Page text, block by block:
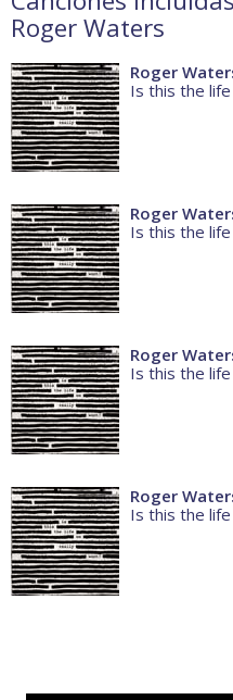
Roger Waters
Roger
Is this the
Roger
Is this the
Roger
Is this the
Roger
Is this the